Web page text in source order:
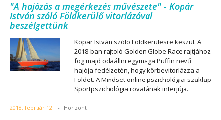
"A hajózás a megérkezés művészete" - Kopár
István szóló Földkerülő vitorlázóval
beszélgettünk
Kopár István szóló Földkerülésre készül. A
2018-ban rajtoló Golden Globe Race rajtjához
fog majd odaállni egymaga Puffin nevű
hajója fedélzetén, hogy körbevitorlázza a
Földet. A Mindset online pszichológiai szaklap
Sportpszichológia rovatának interjúja.
2018. február 12. - Horizont